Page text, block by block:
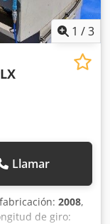
1 /3
Llamar
2008,
de giro: